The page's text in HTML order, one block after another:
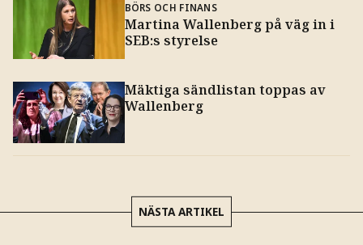
BÖRS OCH FINANS
Martina Wallenberg på väg in i
SEB:s styrelse
Mäktiga sändlistan toppas av
Wallenberg
NÄSTA ARTIKEL